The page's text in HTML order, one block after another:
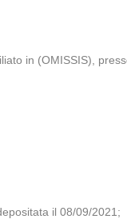
in (OMISSIS),
il 08/09/2021;